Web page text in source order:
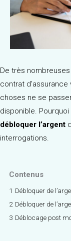
De très
contrat d’assurance
choses ne se
disponible.
débloquer l’argent
interrogations.
Contenus
1 Débloquer de
2 Débloquer de
3 Déblocage post